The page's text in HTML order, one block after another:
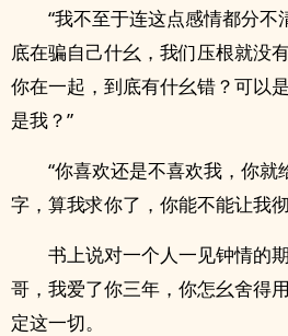
“我不至于连这点感情都分不
底在骗自己什幺，我们压根就没
你在一起，到底有什幺错？可以
是我？”
“你喜欢还是不喜欢我，你就
字，算我求你了，你能不能让我
书上说对一个人一见钟情的
哥，我爱了你三年，你怎幺舍得
定这一切。